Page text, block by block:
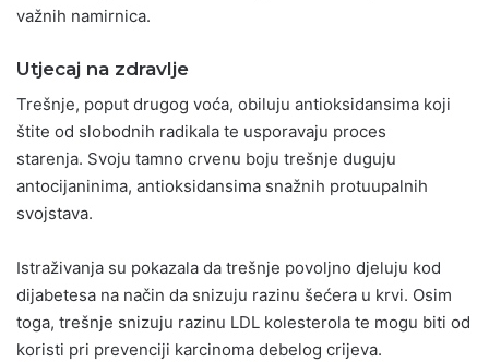
važnih namirnica.
Utjecaj na zdravlje
Trešnje, poput drugog voća, obiluju antioksidansima koji
štite od slobodnih radikala te usporavaju proces
starenja. Svoju tamno crvenu boju trešnje duguju
antocijaninima, antioksidansima snažnih protuupalnih
svojstava.
Istraživanja su pokazala da trešnje povoljno djeluju kod
dijabetesa na način da snizuju razinu šećera u krvi. Osim
toga, trešnje snizuju razinu LDL kolesterola te mogu biti od
koristi pri prevenciji karcinoma debelog crijeva.